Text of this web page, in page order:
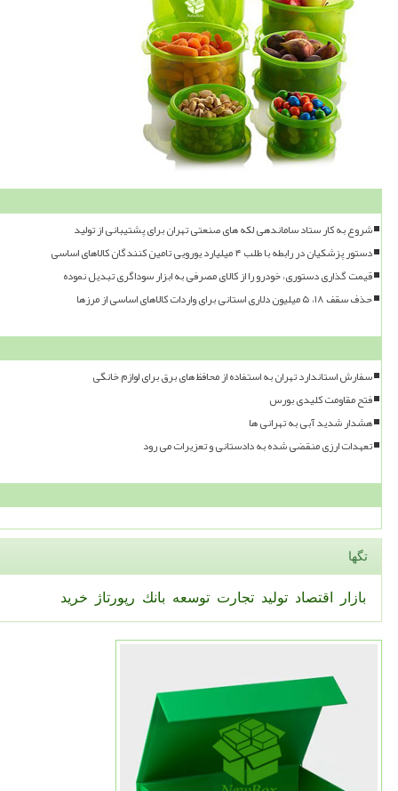
شروع به کار ستاد ساماندهی لکه های صنعتی تهران برای پشتیبانی از تولید
دستور پزشکیان در رابطه با طلب ۴ میلیارد یورویی تامین کنندگان کالاهای اساسی
قیمت گذاری دستوری، خودرو را از کالای مصرفی به ابزار سوداگری تبدیل نموده
حذف سقف ۱۸، ۵ میلیون دلاری استانی برای واردات کالاهای اساسی از مرزها
سفارش استاندارد تهران به استفاده از محافظ های برق برای لوازم خانگی
فتح مقاومت کلیدی بورس
هشدار شدید آبی به تهرانی ها
تعهدات ارزی منقضی شده به دادستانی و تعزیرات می رود
تگها
بازار اقتصاد تولید تجارت توسعه بانك رپورتاژ خرید